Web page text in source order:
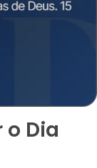
o Dia